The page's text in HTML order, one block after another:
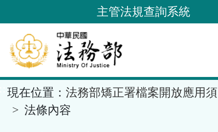
到
要
內
容
區
塊
主管法規查詢系統
現在位置： 法務部矯正署檔案開放應用
法條內容